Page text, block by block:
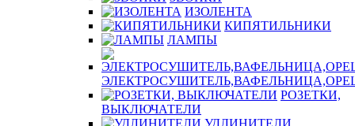
ИЗОЛЕНТА
КИПЯТИЛЬНИКИ
ЛАМПЫ
РОЗЕТКИ,
ВЫКЛЮЧАТЕЛИ
УДЛИНИТЕЛИ